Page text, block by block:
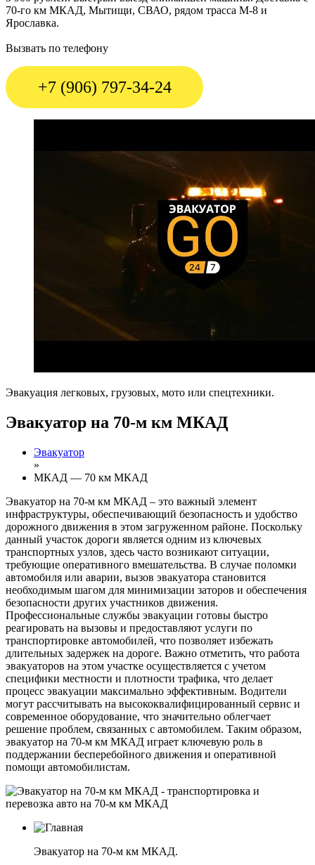
70-го км МКАД, Мытищи, СВАО, рядом трасса М-8 и
Ярославка.
Вызвать по телефону
+7 (906) 797-34-24
Эвакуация легковых, грузовых, мото или спецтехники.
Эвакуатор на 70-м км МКАД
Эвакуатор
»
МКАД — 70 км МКАД
Эвакуатор на 70-м км МКАД – это важный элемент
инфраструктуры, обеспечивающий безопасность и удобство
дорожного движения в этом загруженном районе. Поскольку
данный участок дороги является одним из ключевых
транспортных узлов, здесь часто возникают ситуации,
требующие оперативного вмешательства. В случае поломки
автомобиля или аварии, вызов эвакуатора становится
необходимым шагом для минимизации заторов и обеспечения
безопасности других участников движения.
Профессиональные службы эвакуации готовы быстро
реагировать на вызовы и предоставляют услуги по
транспортировке автомобилей, что позволяет избежать
длительных задержек на дороге. Важно отметить, что работа
эвакуаторов на этом участке осуществляется с учетом
специфики местности и плотности трафика, что делает
процесс эвакуации максимально эффективным. Водители
могут рассчитывать на высококвалифицированный сервис и
современное оборудование, что значительно облегчает
решение проблем, связанных с автомобилем. Таким образом,
эвакуатор на 70-м км МКАД играет ключевую роль в
поддержании бесперебойного движения и оперативной
помощи автомобилистам.
Эвакуатор на 70-м км МКАД.